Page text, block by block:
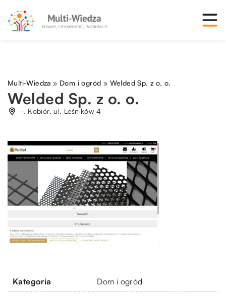
Multi-Wiedza » Dom i ogród » Welded Sp. z o. o.
Welded Sp. z o. o.
-, Kobiór, ul. Leśników 4
Kategoria Dom i ogród